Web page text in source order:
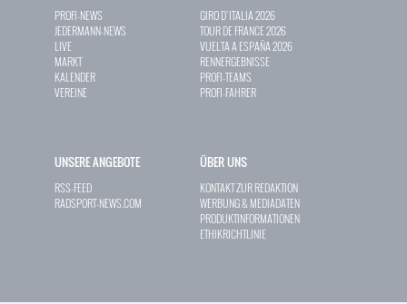
PROFI-NEWS
JEDERMANN-NEWS
LIVE
MARKT
KALENDER
VEREINE
GIRO D`ITALIA 2026
TOUR DE FRANCE 2026
VUELTA A ESPAÑA 2026
RENNERGEBNISSE
PROFI-TEAMS
PROFI-FAHRER
UNSERE ANGEBOTE
RSS-FEED
RADSPORT-NEWS.COM
ÜBER UNS
KONTAKT ZUR REDAKTION
WERBUNG & MEDIADATEN
PRODUKTINFORMATIONEN
ETHIKRICHTLINIE